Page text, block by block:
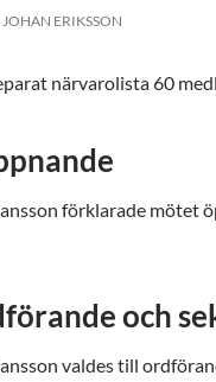
JOHAN ERIKSSON
närvarolista 60
förklarade mötet
och
valdes till